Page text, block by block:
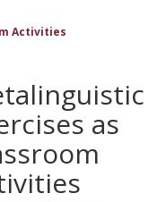
Activities
as